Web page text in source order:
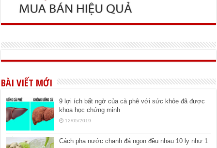
BÀI VIẾT MỚI
9 lợi ích bất ngờ của cà phê với sức khỏe đã được
khoa học chứng minh
12/05/2019
Cách pha nước chanh đá ngon đều nhau 10 ly như 1